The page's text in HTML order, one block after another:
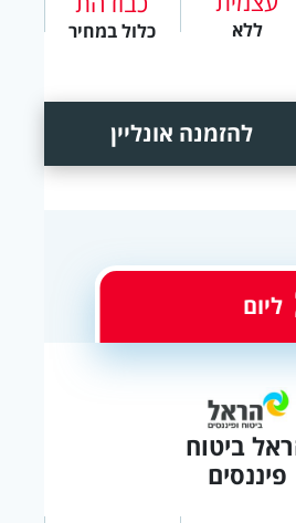
ללא כלול במחיר
להזמנה אונליין
ביטוח
פיננסים
ליום